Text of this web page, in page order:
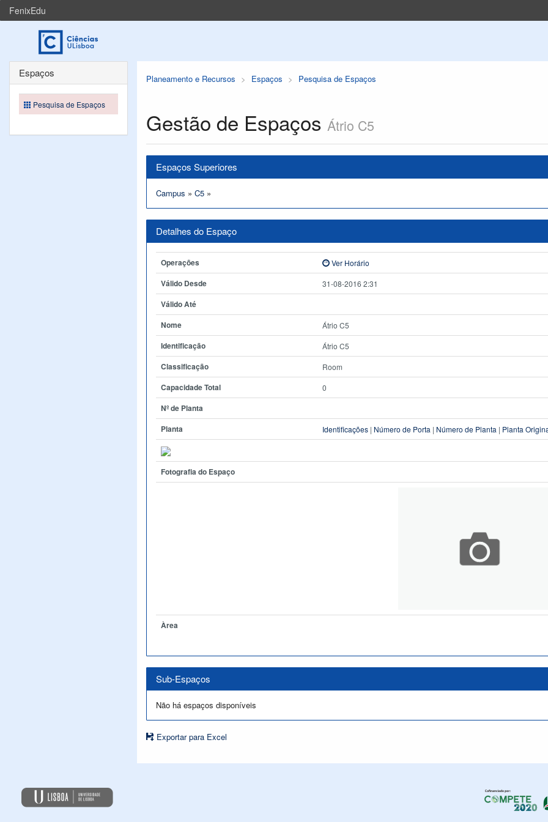
FenixEdu
Planeamento e Recursos Espaços Pesquisa de Espaços
Gestão de Espaços Átrio C5
Espaços Superiores
Campus » C5 »
Detalhes do Espaço
Operações Ver Horário
Válido Desde 31-08-2016 2:31
Válido Até
Nome
Átrio C5
Identificação Átrio C5
Classificação Room
Capacidade Total 0
Nº de Planta
Planta
Identificações | Número de Porta | Número de Planta | Planta
Fotografia do Espaço
Àrea
Sub-Espaços
Não há espaços disponíveis
Exportar para Excel
Espaços
Pesquisa de Espaços